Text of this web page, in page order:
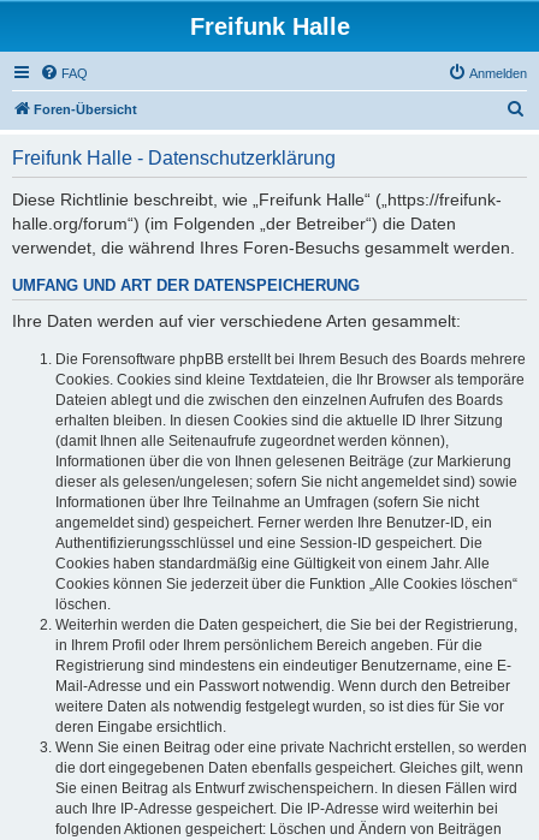
Freifunk Halle
FAQ Anmelden
Foren-Übersicht
Freifunk Halle - Datenschutzerklärung
Diese Richtlinie beschreibt, wie „Freifunk Halle“ („https://freifunk-
halle.org/forum“) (im Folgenden „der Betreiber“) die Daten
verwendet, die während Ihres Foren-Besuchs gesammelt werden.
UMFANG UND ART DER DATENSPEICHERUNG
Ihre Daten werden auf vier verschiedene Arten gesammelt:
Die Forensoftware phpBB erstellt bei Ihrem Besuch des Boards mehrere
Cookies. Cookies sind kleine Textdateien, die Ihr Browser als temporäre
Dateien ablegt und die zwischen den einzelnen Aufrufen des Boards
erhalten bleiben. In diesen Cookies sind die aktuelle ID Ihrer Sitzung
(damit Ihnen alle Seitenaufrufe zugeordnet werden können),
Informationen über die von Ihnen gelesenen Beiträge (zur Markierung
dieser als gelesen/ungelesen; sofern Sie nicht angemeldet sind) sowie
Informationen über Ihre Teilnahme an Umfragen (sofern Sie nicht
angemeldet sind) gespeichert. Ferner werden Ihre Benutzer-ID, ein
Authentifizierungsschlüssel und eine Session-ID gespeichert. Die
Cookies haben standardmäßig eine Gültigkeit von einem Jahr. Alle
Cookies können Sie jederzeit über die Funktion „Alle Cookies löschen“
löschen.
Weiterhin werden die Daten gespeichert, die Sie bei der Registrierung,
in Ihrem Profil oder Ihrem persönlichem Bereich angeben. Für die
Registrierung sind mindestens ein eindeutiger Benutzername, eine E-
Mail-Adresse und ein Passwort notwendig. Wenn durch den Betreiber
weitere Daten als notwendig festgelegt wurden, so ist dies für Sie vor
deren Eingabe ersichtlich.
Wenn Sie einen Beitrag oder eine private Nachricht erstellen, so werden
die dort eingegebenen Daten ebenfalls gespeichert. Gleiches gilt, wenn
Sie einen Beitrag als Entwurf zwischenspeichern. In diesen Fällen wird
auch Ihre IP-Adresse gespeichert. Die IP-Adresse wird weiterhin bei
folgenden Aktionen gespeichert: Löschen und Ändern von Beiträgen